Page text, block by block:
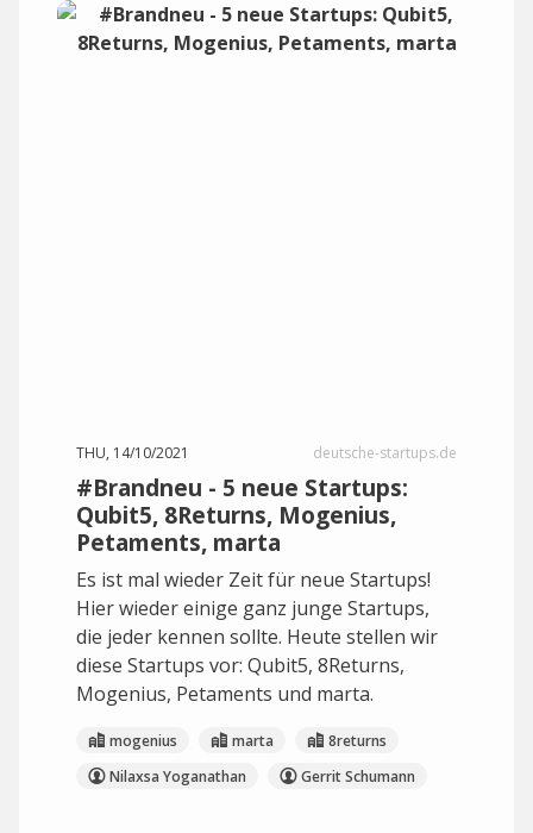
THU, 14/10/2021 deutsche-startups.de
#Brandneu - 5 neue Startups:
Qubit5, 8Returns, Mogenius,
Petaments, marta
Es ist mal wieder Zeit für neue Startups!
Hier wieder einige ganz junge Startups,
die jeder kennen sollte. Heute stellen wir
diese Startups vor: Qubit5, 8Returns,
Mogenius, Petaments und marta.
mogenius marta
8returns
Nilaxsa Yoganathan
Gerrit Schumann